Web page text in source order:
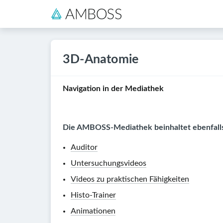
3D-Anatomie
Navigation in der Mediathek
Die AMBOSS-Mediathek beinhaltet
Auditor
Untersuchungsvideos
Videos zu praktischen Fähigkeiten
Histo-Trainer
Animationen